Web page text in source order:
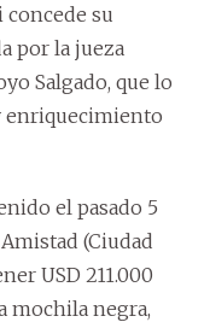
concede su
por la jueza
Salgado, que lo
enriquecimiento
el pasado 5
(Ciudad
USD 211.000
mochila negra,